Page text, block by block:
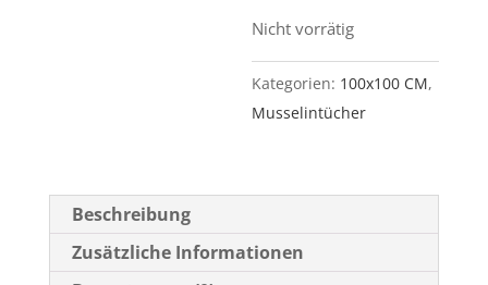
Nicht vorrätig
Kategorien: 100x100 CM,
Musselintücher
Beschreibung
Zusätzliche Informationen